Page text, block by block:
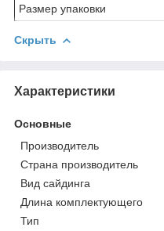
Размер упаковки
Скрыть
Характеристики
Основные
Производитель
Страна производитель
Вид сайдинга
Длина комплектующего
Тип